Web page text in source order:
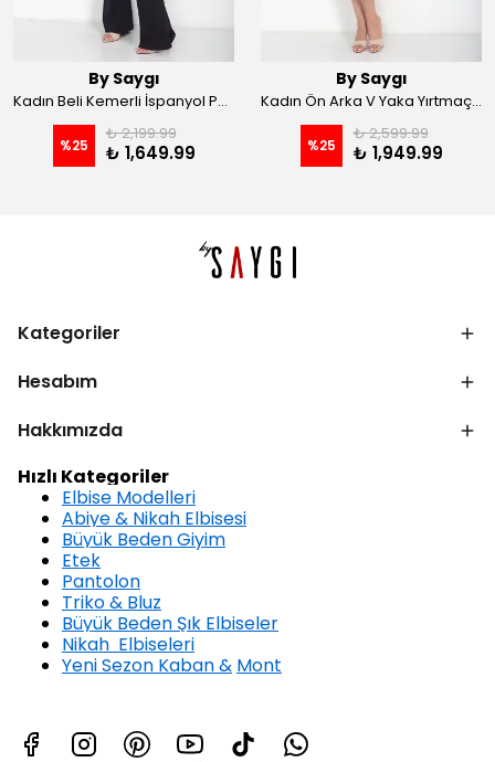
By Saygı
Kadın Beli Kemerli İspanyol Paça Likralı Krep Pantolon - Kahve
%25
₺ 2,199.99
₺ 1,649.99
By Saygı
Kadın Ön Arka V Yaka Yırtmaçlı Likralı Scuba Midi Elbise - Siyah
%25
₺ 2,599.99
₺ 1,949.99
Kategoriler
Hesabım
Hakkımızda
Hızlı Kategoriler
Elbise Modelleri
Abiye & Nikah Elbisesi
Büyük Beden Giyim
Etek
Pantolon
Triko & Bluz
Büyük Beden Şık Elbiseler
Nikah Elbiseleri
Yeni Sezon Kaban & Mont